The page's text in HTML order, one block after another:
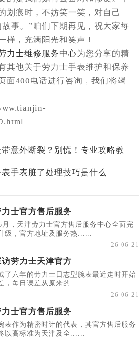
划痕时，不妨笑一笑，对自己
事。”咱们下期再见，祝大家每
样，充满阳光和笑声！
力士维修服务中心为您分享的精
其他关于劳力士手表维护和保养
面400电话进行咨询，我们将竭
意外断裂？别慌！专业攻略教
手表脏了处理技巧是什么
力士官方售后服务
月，天津劳力士官方售后服务中心全面完
级，官方地址及服务热......
26-06-21
劳力士天津官方
了六年的劳力士日志型腕表最近走时开始
，每日误差从原来的......
26-06-21
力士官方售后服务
表作为精密时计的代表，其官方售后服务
以高标准为天津及全......